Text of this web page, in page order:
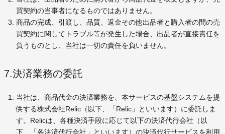
買契約の当事者になるものではありません。
商品の完成、引渡し、品質、返金その他出品者と購入者の間の売
買契約に関してトラブル等が発生した場合、出品者が直接責任を
負うものとし、当社は一切の責任を負いません。
7.決済業務の委託
当社は、商品代金の決済業務を、本サービスの基盤システムを提
供する株式会社Relic（以下、「Relic」といいます）に委託しま
す。Relicは、各種決済手段に応じて以下の決済代行会社（以
下、「各決済代行会社」といいます）の決済代行サービスを利用